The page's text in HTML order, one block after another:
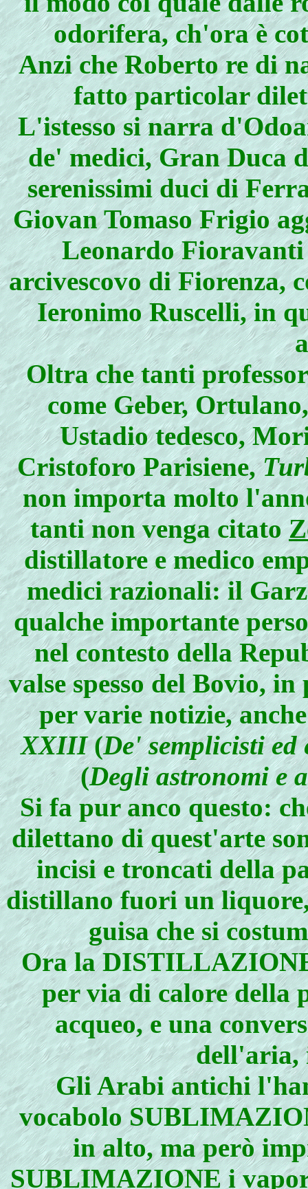
odorifera, ch'ora è
Anzi che Roberto re di
fatto particolar
L'istesso si narra
de' medici, Gran Duca
serenissimi duci di
Giovan Tomaso Frigio
Leonardo
arcivescovo di Fiorenza,
Ieronimo Ruscelli, in
Oltra che tanti
come Geber,
Ustadio tedesco,
Cristoforo Parisiene,
non importa molto
tanti non venga citato
distillatore e medico
medici razionali: il
qualche importante
nel contesto della
valse spesso del Bovio,
per varie notizie,
XXIII(De' semplicisti ed
(Degli astronomi e
Si fa pur anco questo:
dilettano di quest'arte
incisi e troncati della
distillano fuori un
guisa che si
Ora la
per via di calore della
acqueo, e una
dell'aria,
Gli Arabi antichi
vocabolo
in alto, ma però
SUBLIMAZIONE i